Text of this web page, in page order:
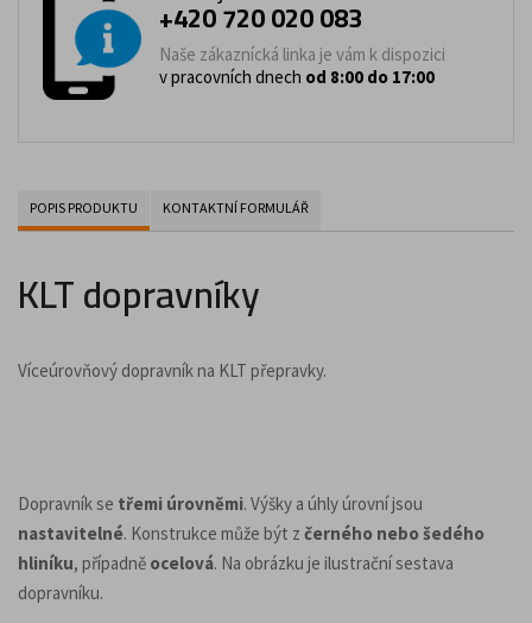
+420 720 020 083
Naše zákaznícká linka je vám k dispozici
v pracovních dnech od 8:00 do 17:00
POPIS PRODUKTU KONTAKTNÍ FORMULÁŘ
KLT dopravníky
Víceúrovňový dopravník na KLT přepravky.
Dopravník se třemi úrovněmi. Výšky a úhly úrovní jsou
nastavitelné. Konstrukce může být z černého nebo šedého
hliníku, případně ocelová. Na obrázku je ilustrační sestava
dopravníku.